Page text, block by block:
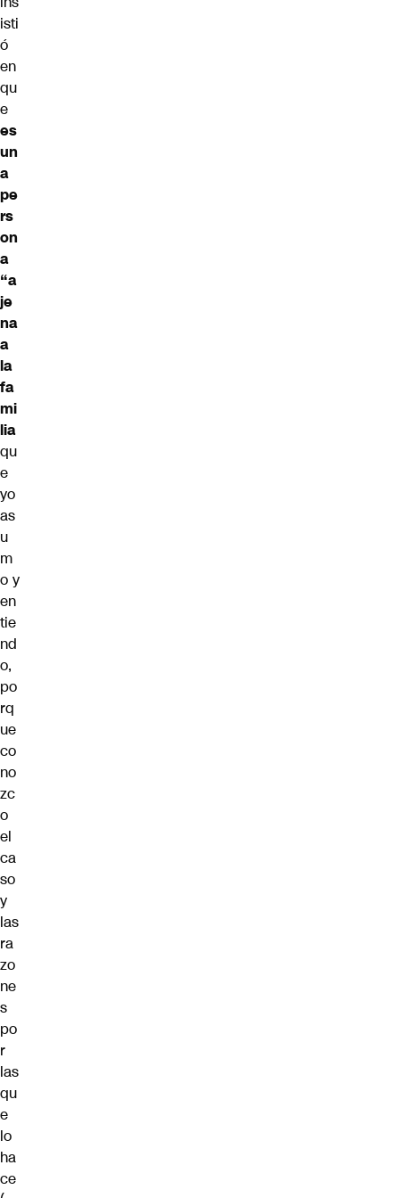
isti
ó
en
qu
e
es
un
a
pe
rs
on
a
“a
je
na
a
la
fa
mi
lia
qu
e
yo
as
u
m
o y
en
tie
nd
o,
po
rq
ue
co
no
zc
o
el
ca
so
y
las
ra
zo
ne
s
po
r
las
qu
e
lo
ha
ce